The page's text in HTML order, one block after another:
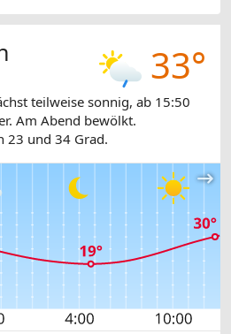
33°
teilweise sonnig, ab 15:50
Am Abend bewölkt.
23 und 34 Grad.